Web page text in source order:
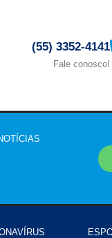
(55) 3352-4141
Fale conosco!